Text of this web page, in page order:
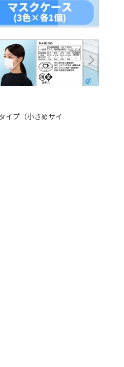
イプ（小さめサイ